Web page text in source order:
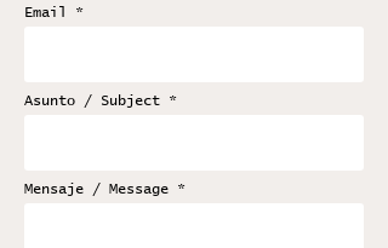
Email
Asunto / Subject
Mensaje / Message